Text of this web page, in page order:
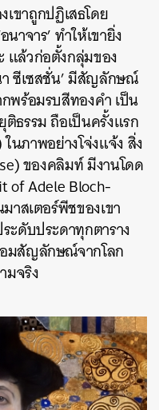
ขาถูกปฏิเสธโดย
าจาร’ ทำให้เขายิ่ง
แล้วก่อตั้งกลุ่มของ
ซีเซสชั่น’ มีสัญลักษณ์
พร้อมรบสีทองคำ เป็น
ธรรม ถือเป็นครั้งแรก
นภาพอย่างโจ่งแจ้ง สิ่ง
ของคลิมท์ มีงานโดด
of Adele Bloch-
าสเตอร์พีชของเขา
ะดับประดาทุกตาราง
มสัญลักษณ์จากโลก
จริง